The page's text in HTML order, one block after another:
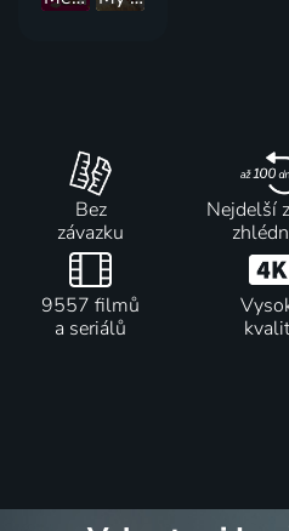
Bez
závazku
Nejdelší
9557 filmů
a seriálů